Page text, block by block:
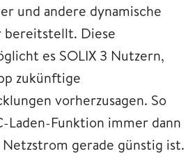
und andere dynamische
bereitstellt. Diese
es SOLIX 3 Nutzern,
zukünftige
vorherzusagen. So
Laden-Funktion immer dann
gerade günstig ist.